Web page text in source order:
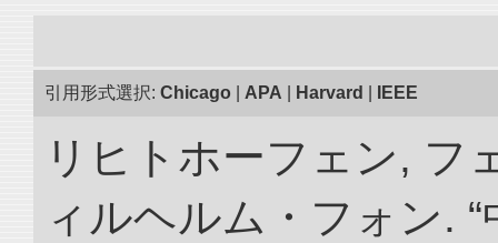
引用形式選択: Chicago APA Harvard IEEE
リヒトホーフェン, フ
ィルヘルム・フォン.